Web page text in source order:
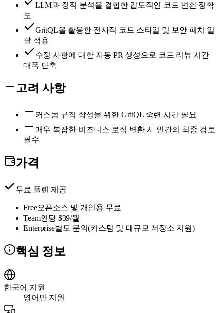
LLM과 정적 분석을 결합한 압도적인 코드 변환 정확
도
GritQL을 활용한 전사적 코드 스타일 및 보안 패치 일
괄 적용
수정 사항에 대한 자동 PR 생성으로 코드 리뷰 시간
대폭 단축
고려 사항
커스텀 규칙 작성을 위한 GritQL 숙련 시간 필요
매우 복잡한 비즈니스 로직 변환 시 인간의 최종 검토
필수
가격
무료 플랜 제공
Free오픈소스 및 개인용 무료
Team인당 $39/월
Enterprise별도 문의(커스텀 및 대규모 저장소 지원)
핵심 정보
한국어 지원
영어만 지원